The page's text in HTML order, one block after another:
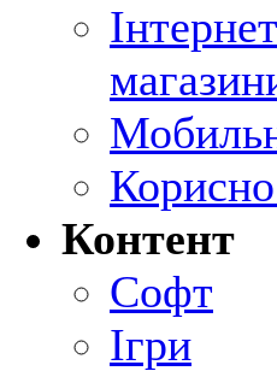
Контент
Софт
Ігри